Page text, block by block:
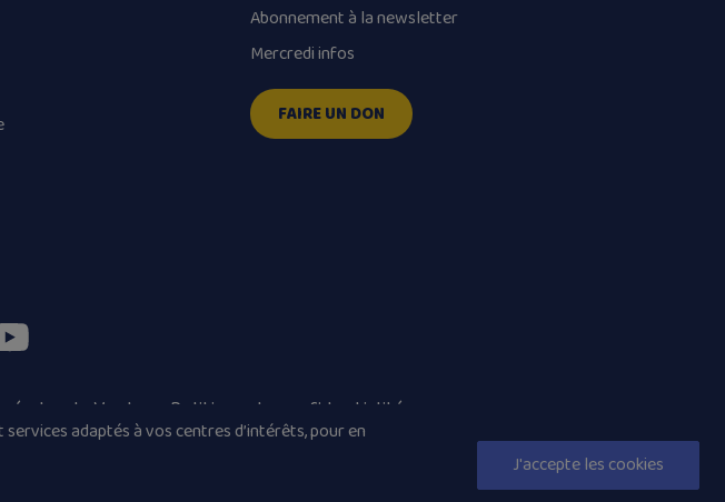
Abonnement à la newsletter
Mercredi infos
FAIRE UN DON
de Vente Politique de confidentialité
adaptés à vos centres d’intérêts, pour en
J'accepte les cookies